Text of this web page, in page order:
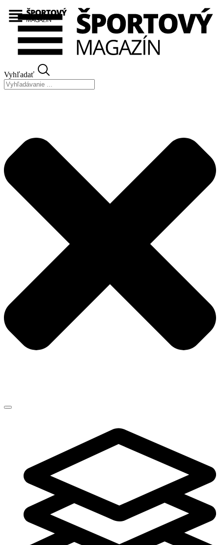
Preskočiť
na
obsah
Vyhľadať